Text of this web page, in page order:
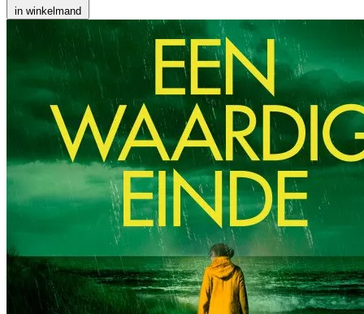
in winkelmand